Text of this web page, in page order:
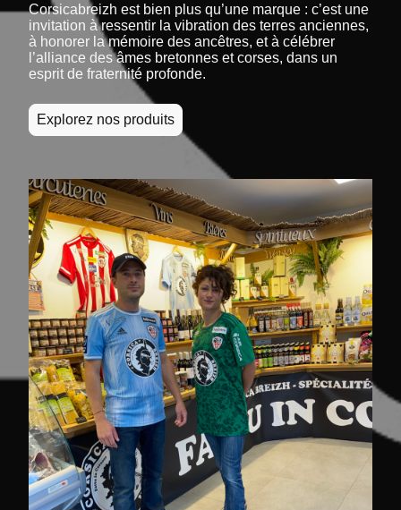
Corsicabreizh est bien plus qu’une marque : c’est une
invitation à ressentir la vibration des terres anciennes,
à honorer la mémoire des ancêtres, et à célébrer
l’alliance des âmes bretonnes et corses, dans un
esprit de fraternité profonde.
Explorez nos produits